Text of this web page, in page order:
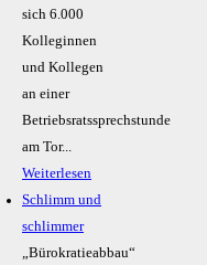
sich 6.000
Kolleginnen
und Kollegen
an einer
Betriebsratssprechstunde
am Tor...
Weiterlesen
Schlimm und
schlimmer
„Bürokratieabbau“